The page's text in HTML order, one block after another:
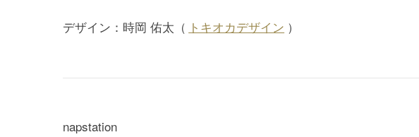
デザイン：時岡 佑太（ トキオカデザイン ）
napstation